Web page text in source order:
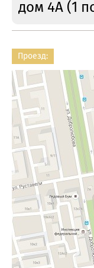
дом 4А (1
Проезд: